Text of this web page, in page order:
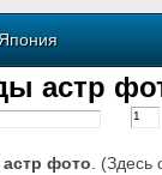
Япония
астр
фото .